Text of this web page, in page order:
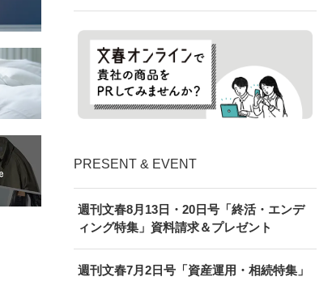
PRESENT & EVENT
週刊文春8月13日・20日号「終活・エンデ
ィング特集」資料請求＆プレゼント
週刊文春7月2日号「資産運用・相続特集」